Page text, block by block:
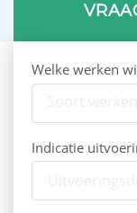
Welke werken
Indicatie